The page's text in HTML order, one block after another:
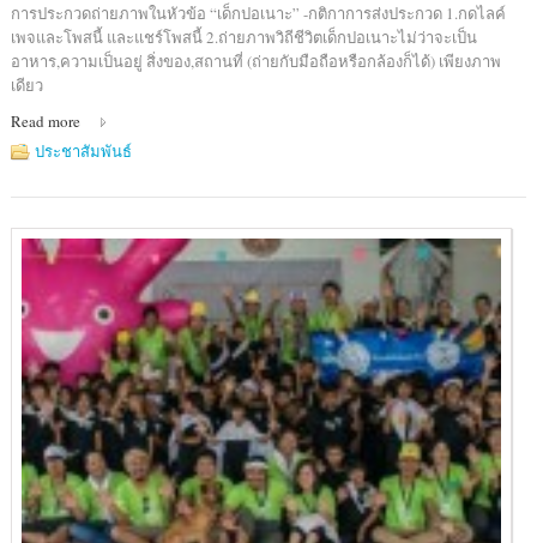
การประกวดถ่ายภาพในหัวข้อ “เด็กปอเนาะ” -กติกาการส่งประกวด 1.กดไลค์
เพจและโพสนี้ และแชร์โพสนี้ 2.ถ่ายภาพวิถีชีวิตเด็กปอเนาะไม่ว่าจะเป็น
อาหาร,ความเป็นอยู่ สิ่งของ,สถานที่ (ถ่ายกับมือถือหรือกล้องก็ได้) เพียงภาพ
เดียว
Read more
ประชาสัมพันธ์